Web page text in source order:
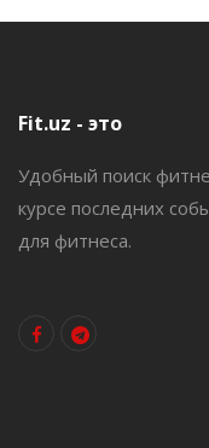
Fit.uz - это
Удобный поиск
курсе последних
для фитнеса.